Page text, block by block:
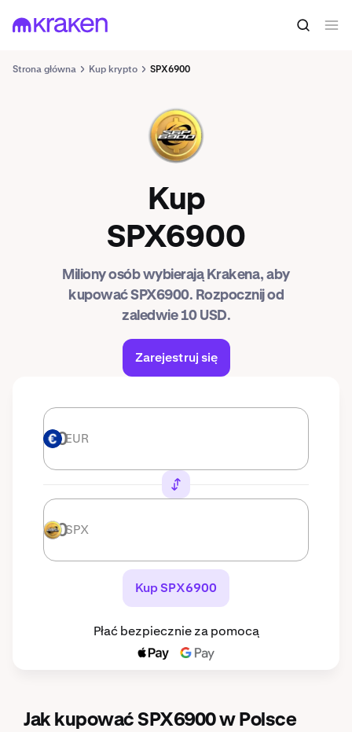
Strona główna Kup krypto SPX6900
SPX
Kup
SPX6900
Miliony osób wybierają Krakena, aby
kupować SPX6900. Rozpocznij od
zaledwie 10 USD.
Zarejestruj się
EUR EUR
SPX SPX
Kup SPX6900
Płać bezpiecznie za pomocą
Jak kupować SPX6900 w Polsce